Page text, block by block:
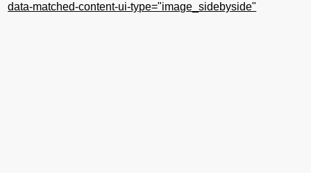
data-matched-content-ui-type="image_sidebyside"